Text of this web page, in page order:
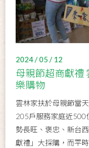
2024 / 05 / 12
母親節超商獻禮
樂購物
雲林家扶於母親節當
205戶服務家庭近500
勢長旺、褒忠、新台
獻禮」大採購，而平